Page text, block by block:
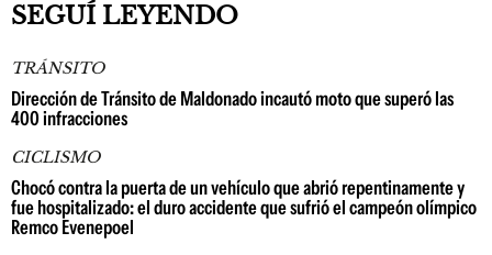
SEGUÍ LEYENDO
TRÁNSITO
Dirección de Tránsito de Maldonado incautó moto que superó las
400 infracciones
CICLISMO
Chocó contra la puerta de un vehículo que abrió repentinamente y
fue hospitalizado: el duro accidente que sufrió el campeón olímpico
Remco Evenepoel